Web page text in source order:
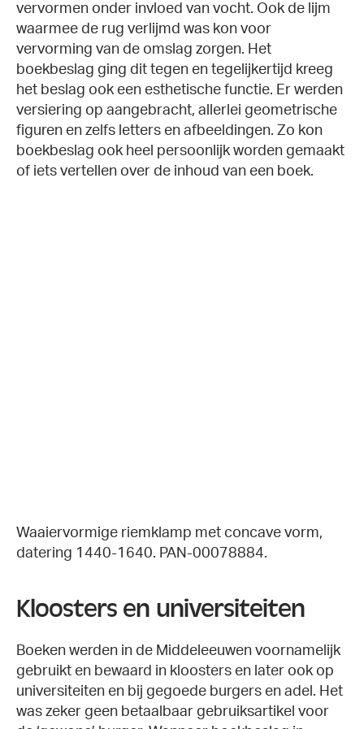
vervormen onder invloed van vocht. Ook de lijm
waarmee de rug verlijmd was kon voor
vervorming van de omslag zorgen. Het
boekbeslag ging dit tegen en tegelijkertijd kreeg
het beslag ook een esthetische functie. Er werden
versiering op aangebracht, allerlei geometrische
figuren en zelfs letters en afbeeldingen. Zo kon
boekbeslag ook heel persoonlijk worden gemaakt
of iets vertellen over de inhoud van een boek.
Waaiervormige riemklamp met concave vorm,
datering 1440-1640. PAN-00078884.
Kloosters en universiteiten
Boeken werden in de Middeleeuwen voornamelijk
gebruikt en bewaard in kloosters en later ook op
universiteiten en bij gegoede burgers en adel. Het
was zeker geen betaalbaar gebruiksartikel voor